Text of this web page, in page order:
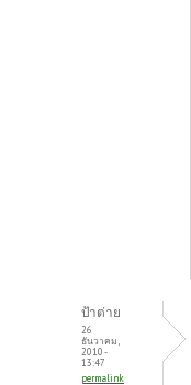
ป้าต่าย
26
ธันวาคม,
2010 -
13:47
permalink